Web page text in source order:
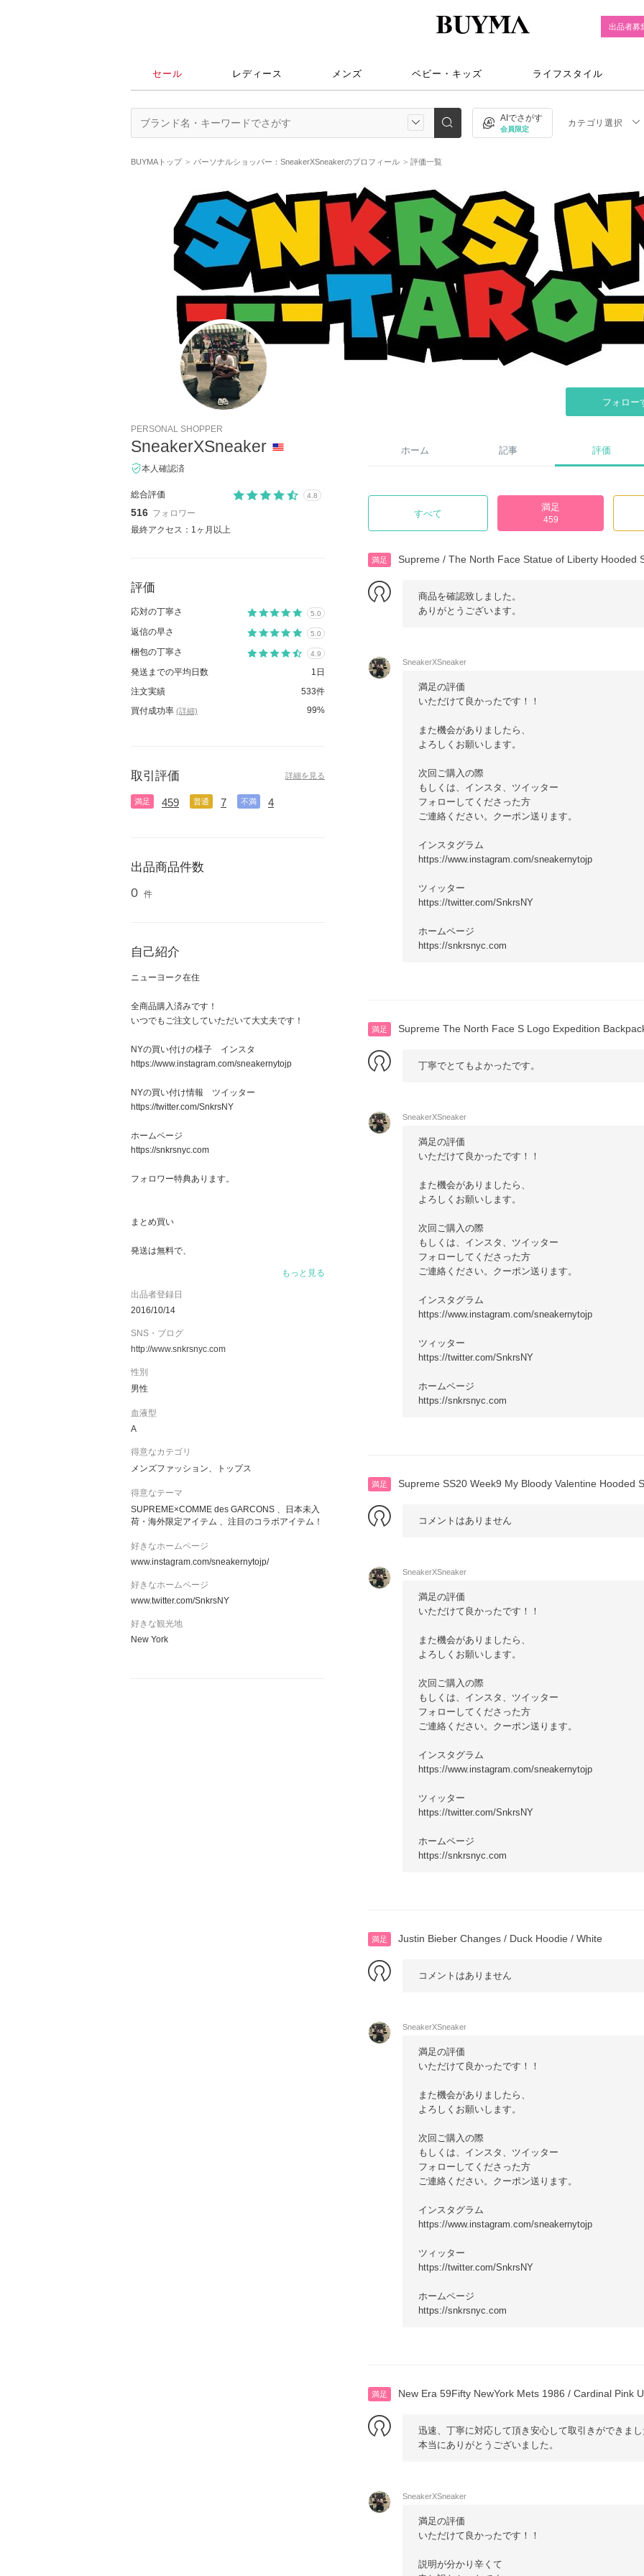
出品者募
セール レディース メンズ ベビー・キッズ ライフスタイル
AIでさがす
会員限定
カテゴリ選択
BUYMAトップ パーソナルショッパー：SneakerXSneakerのプロフィール 評価一覧
フォロー
PERSONAL SHOPPER
SneakerXSneaker
本人確認済
総合評価 4.8
516 フォロワー
最終アクセス：1ヶ月以上
評価
応対の丁寧さ 5.0
返信の早さ 5.0
梱包の丁寧さ 4.9
発送までの平均日数
1日
注文実績
533件
買付成功率 (詳細) 99%
取引評価 詳細を見る
満足 459 普通 7 不満 4
出品商品件数
0 件
自己紹介
ニューヨーク在住
全商品購入済みです！
いつでもご注文していただいて大丈夫です！
NYの買い付けの様子 インスタ
https://www.instagram.com/sneakernytojp
NYの買い付け情報 ツイッター
https://twitter.com/SnkrsNY
ホームページ
https://snkrsnyc.com
フォロワー特典あります。
まとめ買い
発送は無料で、
数点購入される方には
２着 2000円引き or プライオリティ発送
３着 4000円引き or エクスプレス発送
４着 6500円引き
など出来ますのでご連絡下さい。
【全ての商品は既に購入済み】です。
在庫確認は必要ございません。
なので基本、
別のサイズ、別のカラーなどはありません。
※少数何点か買えた物もあります。
もっと見る
出品者登録日
2016/10/14
SNS・ブログ
http://www.snkrsnyc.com
性別
男性
血液型
A
得意なカテゴリ
メンズファッション、トップス
得意なテーマ
SUPREME×COMME des GARCONS 、日本未入
荷・海外限定アイテム 、注目のコラボアイテム！
好きなホームページ
www.instagram.com/sneakernytojp/
好きなホームページ
www.twitter.com/SnkrsNY
好きな観光地
New York
ホーム 記事 評価
すべて
満足
459
満足 Supreme / The North Face Statue of Liberty Hooded
商品を確認致しました。
ありがとうございます。
SneakerXSneaker
満足の評価
いただけて良かったです！！
また機会がありましたら、
よろしくお願いします。
次回ご購入の際
もしくは、インスタ、ツイッター
フォローしてくださった方
ご連絡ください。クーポン送ります。
インスタグラム
https://www.instagram.com/sneakernytojp
ツィッター
https://twitter.com/SnkrsNY
ホームページ
https://snkrsnyc.com
満足 Supreme The North Face S Logo Expedition
丁寧でとてもよかったです。
SneakerXSneaker
満足の評価
いただけて良かったです！！
また機会がありましたら、
よろしくお願いします。
次回ご購入の際
もしくは、インスタ、ツイッター
フォローしてくださった方
ご連絡ください。クーポン送ります。
インスタグラム
https://www.instagram.com/sneakernytojp
ツィッター
https://twitter.com/SnkrsNY
ホームページ
https://snkrsnyc.com
満足 Supreme SS20 Week9 My Bloody Valentine Hooded
コメントはありません
SneakerXSneaker
満足の評価
いただけて良かったです！！
また機会がありましたら、
よろしくお願いします。
次回ご購入の際
もしくは、インスタ、ツイッター
フォローしてくださった方
ご連絡ください。クーポン送ります。
インスタグラム
https://www.instagram.com/sneakernytojp
ツィッター
https://twitter.com/SnkrsNY
ホームページ
https://snkrsnyc.com
満足 Justin Bieber Changes / Duck Hoodie / White
コメントはありません
SneakerXSneaker
満足の評価
いただけて良かったです！！
また機会がありましたら、
よろしくお願いします。
次回ご購入の際
もしくは、インスタ、ツイッター
フォローしてくださった方
ご連絡ください。クーポン送ります。
インスタグラム
https://www.instagram.com/sneakernytojp
ツィッター
https://twitter.com/SnkrsNY
ホームページ
https://snkrsnyc.com
満足 New Era 59Fifty NewYork Mets 1986 / Cardinal Pink
迅速、丁寧に対応して頂き安心して取引きができまし
本当にありがとうございました。
SneakerXSneaker
満足の評価
いただけて良かったです！！
説明が分かり辛くて